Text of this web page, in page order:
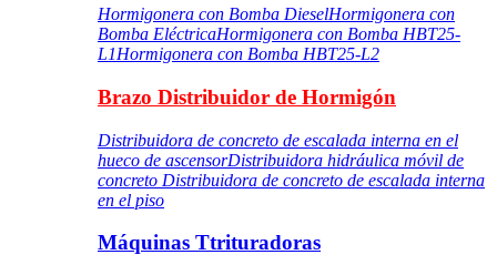
Hormigonera con Bomba DieselHormigonera con
Bomba EléctricaHormigonera con Bomba HBT25-
L1Hormigonera con Bomba HBT25-L2
Brazo Distribuidor de Hormigón
Distribuidora de concreto de escalada interna en el
hueco de ascensorDistribuidora hidráulica móvil de
concreto Distribuidora de concreto de escalada interna
en el piso
Máquinas Ttrituradoras